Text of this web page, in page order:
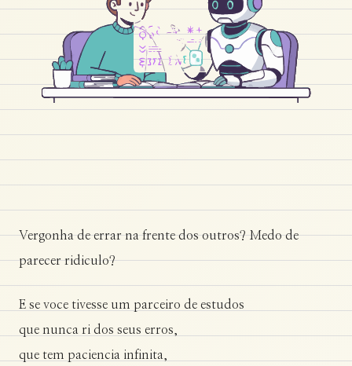
Vergonha de errar na frente dos outros? Medo de
parecer ridiculo?
E se voce tivesse um parceiro de estudos
que nunca ri dos seus erros,
que tem paciencia infinita,